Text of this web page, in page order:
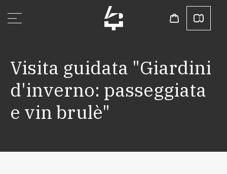
Visita guidata "Giardini
d'inverno: passeggiata
e vin brulè"